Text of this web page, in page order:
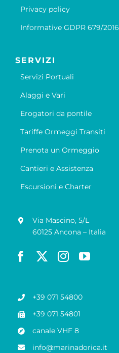
Privacy policy
Informative GDPR 679/2016
SERVIZI
Servizi Portuali
Alaggi e Vari
Erogatori da pontile
Tariffe Ormeggi Transiti
Prenota un Ormeggio
Cantieri e Assistenza
Escursioni e Charter
Via Mascino, 5/L
60125 Ancona – Italia
+39 071 54800
+39 071 54801
canale VHF 8
info@marinadorica.it